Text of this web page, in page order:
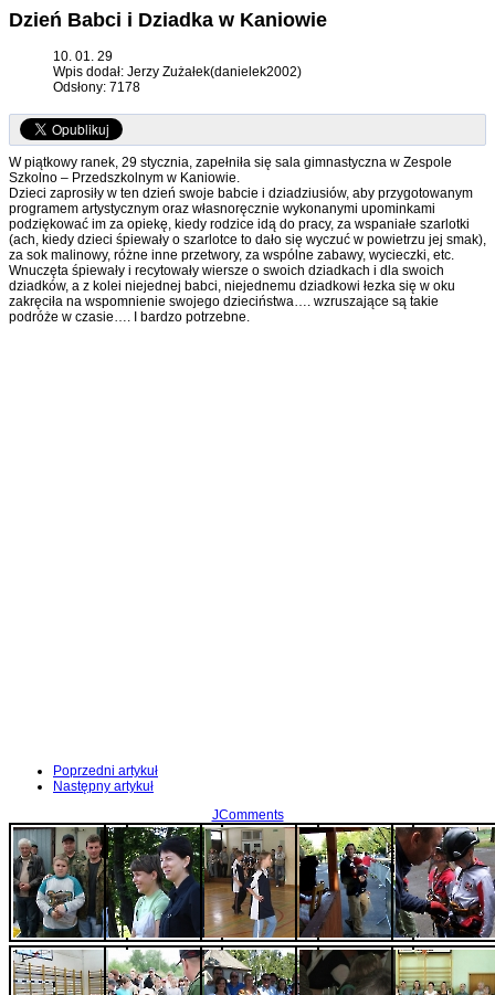
Dzień Babci i Dziadka w Kaniowie
10. 01. 29
Wpis dodał: Jerzy Zużałek(danielek2002)
Odsłony: 7178
W piątkowy ranek, 29 stycznia, zapełniła się sala gimnastyczna w Zespole
Szkolno – Przedszkolnym w Kaniowie.
Dzieci zaprosiły w ten dzień swoje babcie i dziadziusiów, aby przygotowanym
programem artystycznym oraz własnoręcznie wykonanymi upominkami
podziękować im za opiekę, kiedy rodzice idą do pracy, za wspaniałe szarlotki
(ach, kiedy dzieci śpiewały o szarlotce to dało się wyczuć w powietrzu jej smak),
za sok malinowy, różne inne przetwory, za wspólne zabawy, wycieczki, etc.
Wnuczęta śpiewały i recytowały wiersze o swoich dziadkach i dla swoich
dziadków, a z kolei niejednej babci, niejednemu dziadkowi łezka się w oku
zakręciła na wspomnienie swojego dzieciństwa…. wzruszające są takie
podróże w czasie…. I bardzo potrzebne.
Poprzedni artykuł
Następny artykuł
JComments